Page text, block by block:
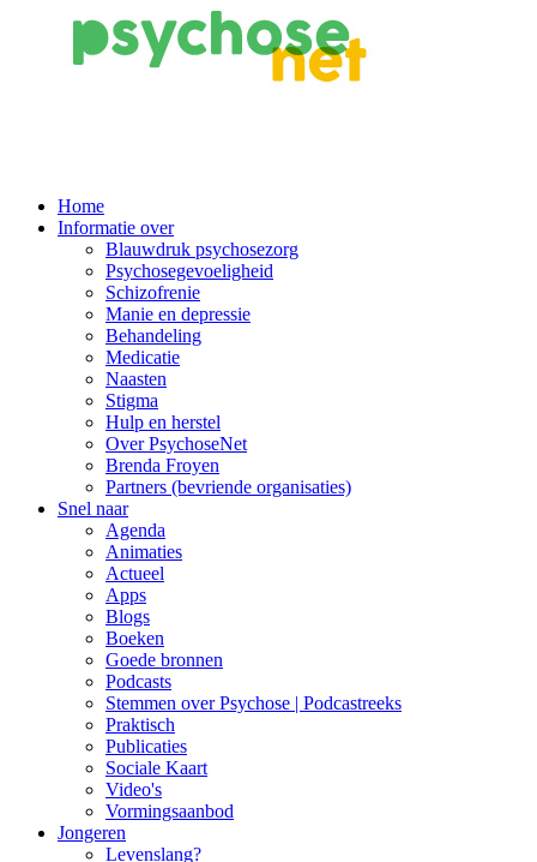
Main
Navigation
Home
Informatie over
Blauwdruk psychosezorg
Psychosegevoeligheid
Schizofrenie
Manie en depressie
Behandeling
Medicatie
Naasten
Stigma
Hulp en herstel
Over PsychoseNet
Brenda Froyen
Partners (bevriende organisaties)
Snel naar
Agenda
Animaties
Actueel
Apps
Blogs
Boeken
Goede bronnen
Podcasts
Stemmen over Psychose | Podcastreeks
Praktisch
Publicaties
Sociale Kaart
Video's
Vormingsaanbod
Jongeren
Levenslang?